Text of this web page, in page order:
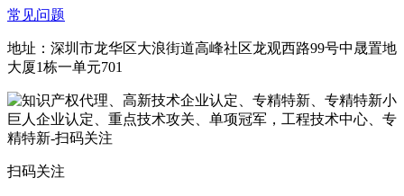
常见问题
地址：深圳市龙华区大浪街道高峰社区龙观西路99号中晟置地
大厦1栋一单元701
扫码关注